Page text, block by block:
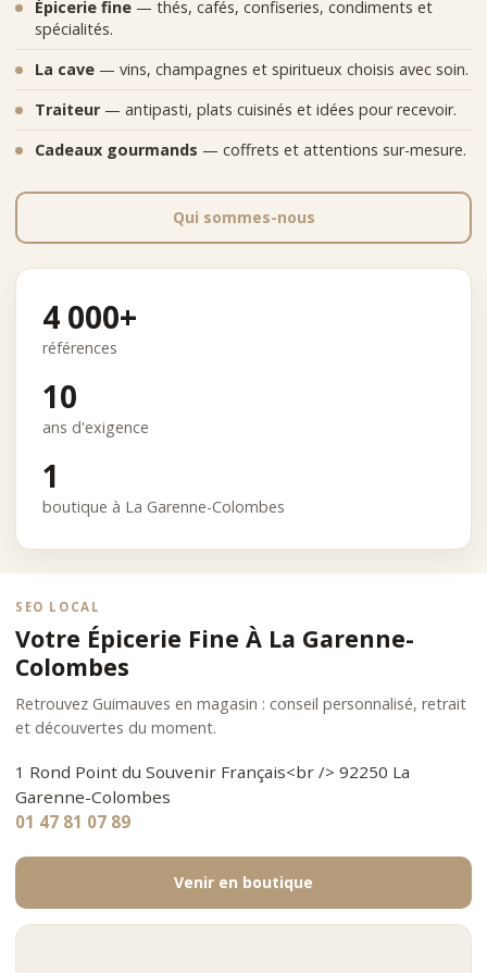
Épicerie fine — thés, cafés, confiseries, condiments et
spécialités.
La cave — vins, champagnes et spiritueux choisis avec soin.
Traiteur — antipasti, plats cuisinés et idées pour recevoir.
Cadeaux gourmands — coffrets et attentions sur-mesure.
Qui sommes-nous
4 000+
références
10
ans d'exigence
1
boutique à La Garenne-Colombes
SEO LOCAL
Votre Épicerie Fine À La Garenne-
Colombes
Retrouvez Guimauves en magasin : conseil personnalisé, retrait
et découvertes du moment.
1 Rond Point du Souvenir Français<br /> 92250 La
Garenne-Colombes
01 47 81 07 89
Venir en boutique